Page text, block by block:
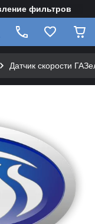
фильтров
Датчик скорости